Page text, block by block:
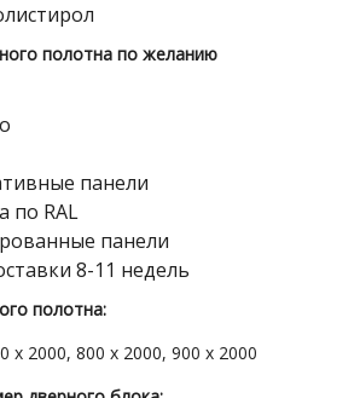
полотна по желанию
панели
по RAL
панели
8-11 недель
полотна:
x 2000, 800 x 2000, 900 x 2000